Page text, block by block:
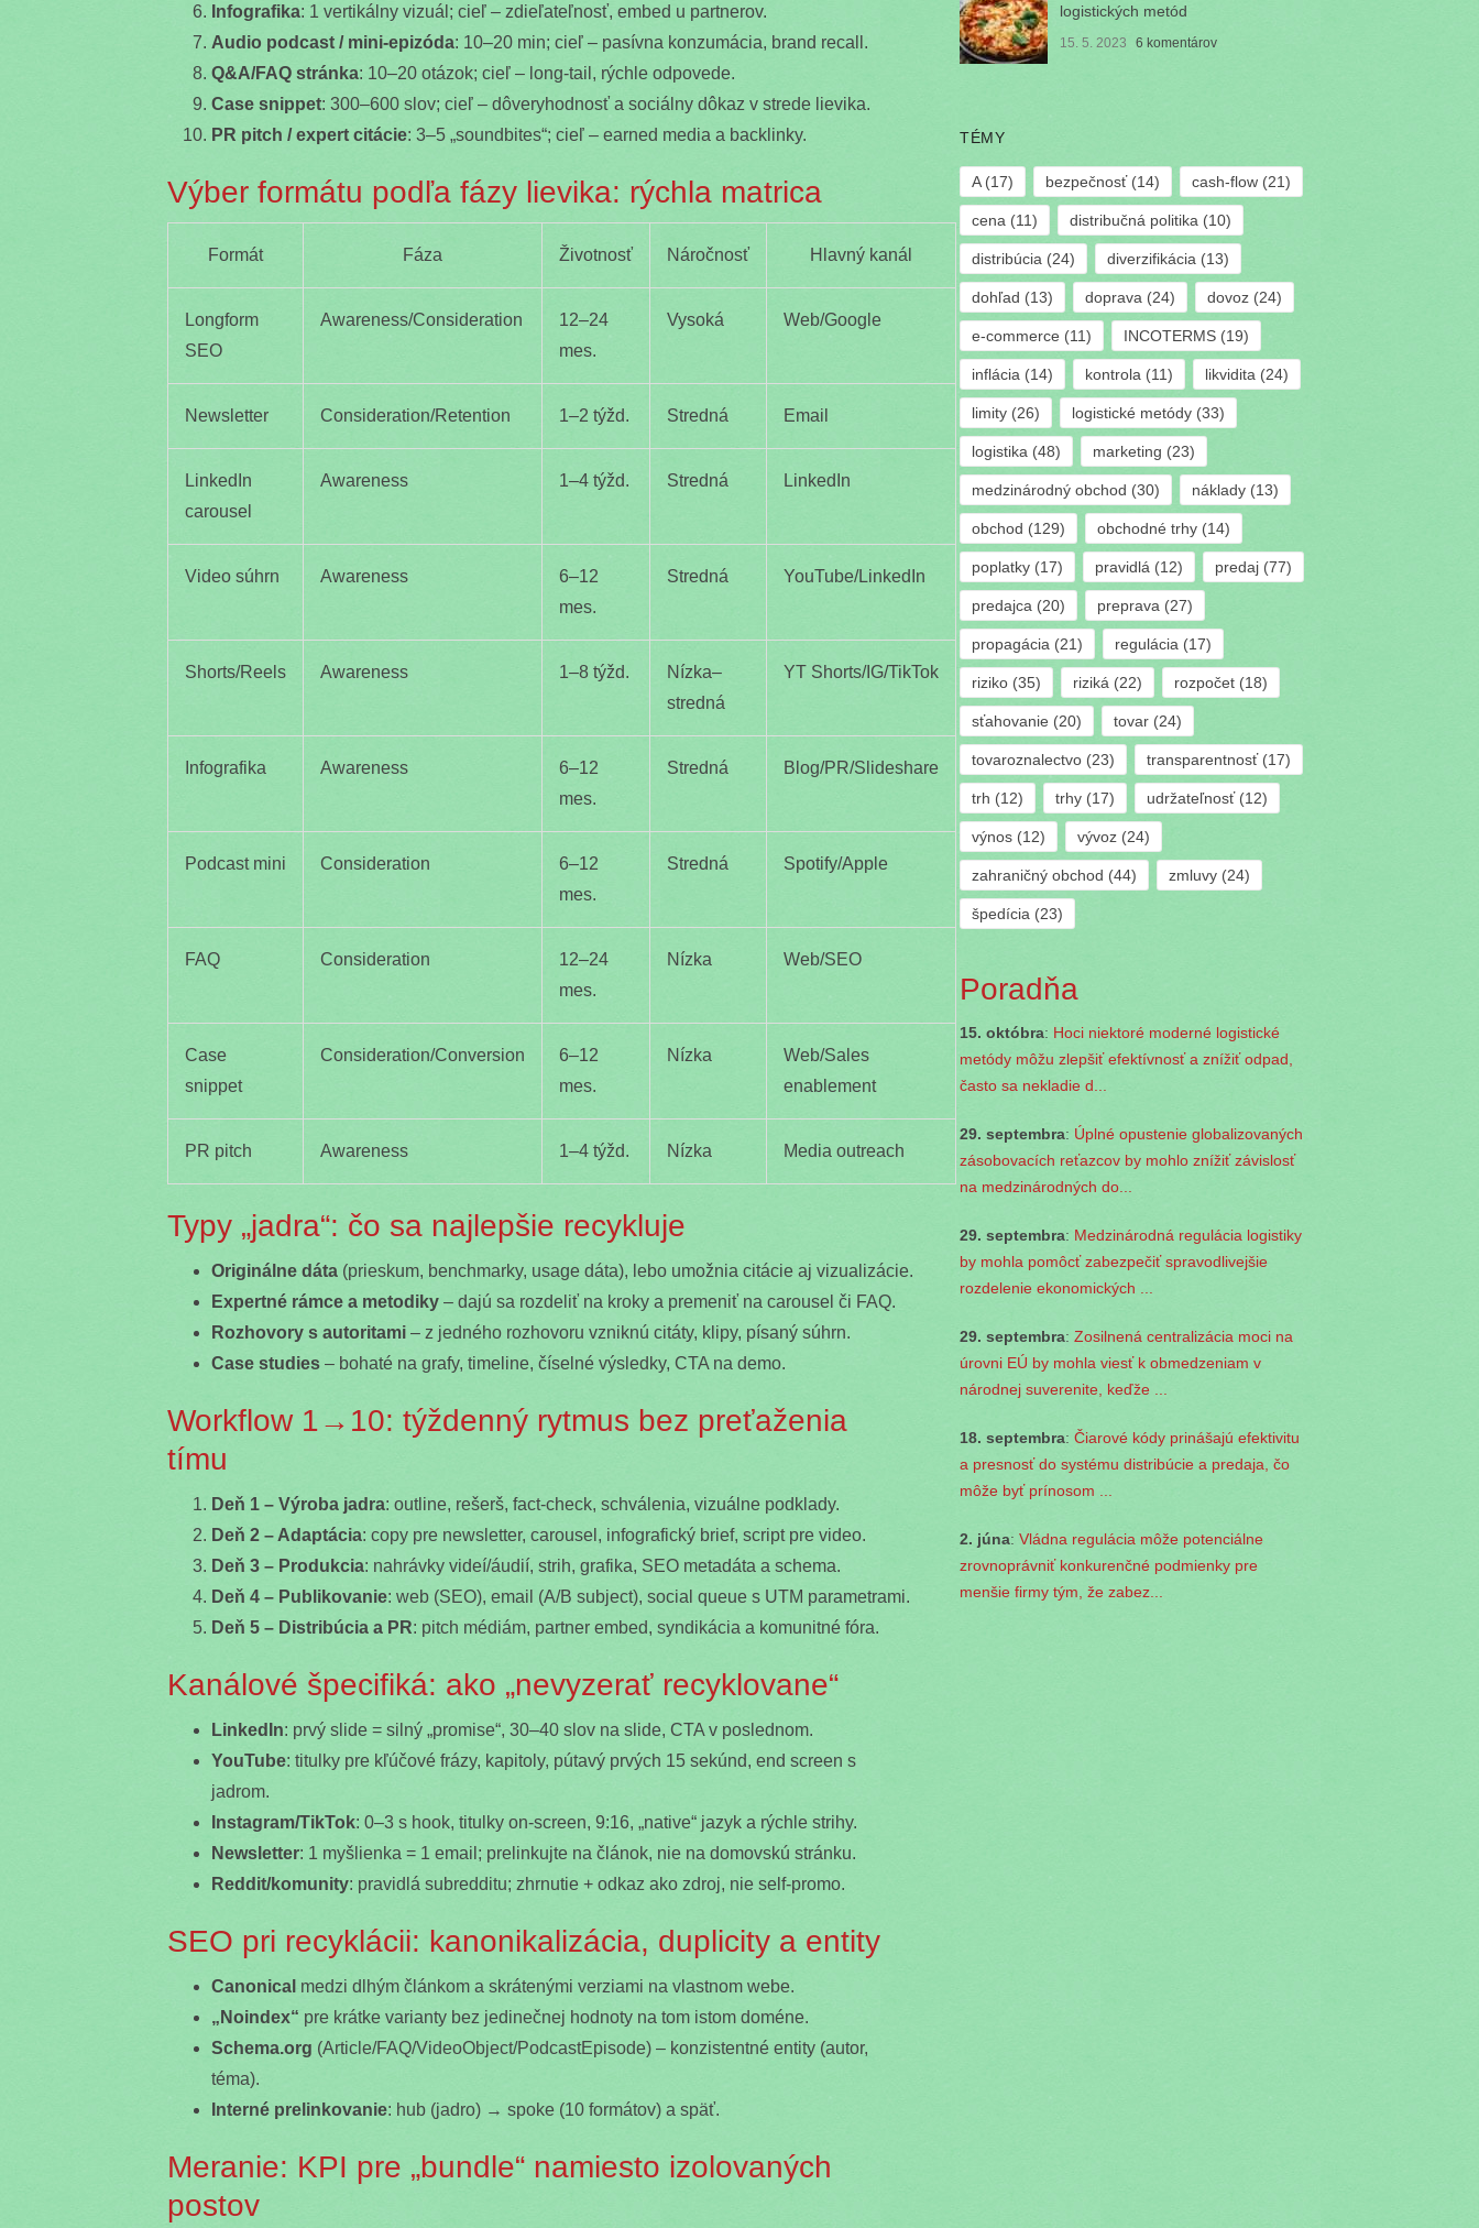
Infografika: 1 vertikálny vizuál; cieľ – zdieľateľnosť, embed u partnerov.
Audio podcast / mini-epizóda: 10–20 min; cieľ – pasívna konzumácia, brand recall.
Q&A/FAQ stránka: 10–20 otázok; cieľ – long-tail, rýchle odpovede.
Case snippet: 300–600 slov; cieľ – dôveryhodnosť a sociálny dôkaz v strede lievika.
PR pitch / expert citácie: 3–5 „soundbites“; cieľ – earned media a backlinky.
Výber formátu podľa fázy lievika: rýchla matrica
Formát Fáza Životnosť Náročnosť Hlavný kanál
Longform
SEO
Awareness/Consideration
12–24
mes.
Vysoká Web/Google
Newsletter Consideration/Retention 1–2 týžd. Stredná Email
LinkedIn
carousel
Awareness 1–4 týžd. Stredná LinkedIn
Video súhrn Awareness
6–12
mes.
Stredná YouTube/LinkedIn
Shorts/Reels Awareness 1–8 týžd.
Nízka–
stredná
YT Shorts/IG/TikTok
Infografika Awareness
6–12
mes.
Stredná Blog/PR/Slideshare
Podcast mini Consideration
6–12
mes.
Stredná Spotify/Apple
FAQ Consideration
12–24
mes.
Nízka Web/SEO
Case
snippet
Consideration/Conversion
6–12
mes.
Nízka
Web/Sales
enablement
PR pitch Awareness 1–4 týžd. Nízka Media outreach
Typy „jadra“: čo sa najlepšie recykluje
Originálne dáta (prieskum, benchmarky, usage dáta), lebo umožnia citácie aj vizualizácie.
Expertné rámce a metodiky – dajú sa rozdeliť na kroky a premeniť na carousel či FAQ.
Rozhovory s autoritami – z jedného rozhovoru vzniknú citáty, klipy, písaný súhrn.
Case studies – bohaté na grafy, timeline, číselné výsledky, CTA na demo.
Workflow 1→10: týždenný rytmus bez preťaženia
tímu
Deň 1 – Výroba jadra: outline, rešerš, fact-check, schválenia, vizuálne podklady.
Deň 2 – Adaptácia: copy pre newsletter, carousel, infografický brief, script pre video.
Deň 3 – Produkcia: nahrávky videí/áudií, strih, grafika, SEO metadáta a schema.
Deň 4 – Publikovanie: web (SEO), email (A/B subject), social queue s UTM parametrami.
Deň 5 – Distribúcia a PR: pitch médiám, partner embed, syndikácia a komunitné fóra.
Kanálové špecifiká: ako „nevyzerať recyklovane“
LinkedIn: prvý slide = silný „promise“, 30–40 slov na slide, CTA v poslednom.
YouTube: titulky pre kľúčové frázy, kapitoly, pútavý prvých 15 sekúnd, end screen s
jadrom.
Instagram/TikTok: 0–3 s hook, titulky on-screen, 9:16, „native“ jazyk a rýchle strihy.
Newsletter: 1 myšlienka = 1 email; prelinkujte na článok, nie na domovskú stránku.
Reddit/komunity: pravidlá subredditu; zhrnutie + odkaz ako zdroj, nie self-promo.
SEO pri recyklácii: kanonikalizácia, duplicity a entity
Canonical medzi dlhým článkom a skrátenými verziami na vlastnom webe.
„Noindex“ pre krátke varianty bez jedinečnej hodnoty na tom istom doméne.
Schema.org (Article/FAQ/VideoObject/PodcastEpisode) – konzistentné entity (autor,
téma).
Interné prelinkovanie: hub (jadro) → spoke (10 formátov) a späť.
Meranie: KPI pre „bundle“ namiesto izolovaných
postov
logistických metód
15. 5. 2023 6 komentárov
TÉMY
A(17) bezpečnosť(14) cash-flow(21)
cena (11) distribučná politika (10)
distribúcia (24) diverzifikácia (13)
dohľad (13) doprava (24) dovoz(24)
e-commerce (11) INCOTERMS(19)
inflácia (14) kontrola (11) likvidita (24)
limity (26) logistické metódy(33)
logistika (48) marketing (23)
medzinárodný obchod (30) náklady(13)
obchod (129) obchodné trhy(14)
poplatky (17) pravidlá (12) predaj(77)
predajca (20) preprava (27)
propagácia (21) regulácia (17)
riziko (35) riziká (22) rozpočet(18)
sťahovanie (20) tovar(24)
tovaroznalectvo (23) transparentnosť(17)
trh (12) trhy(17) udržateľnosť(12)
výnos (12) vývoz(24)
zahraničný obchod (44) zmluvy(24)
špedícia (23)
Poradňa
15. októbra: Hoci niektoré moderné logistické
metódy môžu zlepšiť efektívnosť a znížiť odpad,
často sa nekladie d...
29. septembra: Úplné opustenie globalizovaných
zásobovacích reťazcov by mohlo znížiť závislosť
na medzinárodných do...
29. septembra: Medzinárodná regulácia logistiky
by mohla pomôcť zabezpečiť spravodlivejšie
rozdelenie ekonomických ...
29. septembra: Zosilnená centralizácia moci na
úrovni EÚ by mohla viesť k obmedzeniam v
národnej suverenite, keďže ...
18. septembra: Čiarové kódy prinášajú efektivitu
a presnosť do systému distribúcie a predaja, čo
môže byť prínosom ...
2. júna: Vládna regulácia môže potenciálne
zrovnoprávniť konkurenčné podmienky pre
menšie firmy tým, že zabez...